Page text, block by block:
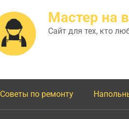
Мастер на
Сайт для тех, кто
Советы по ремонту